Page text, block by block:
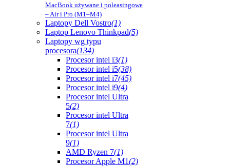
MacBook używane i poleasingowe
– Air i Pro (M1–M4)
Laptopy Dell Vostro(1)
Laptop Lenovo Thinkpad(5)
Laptopy wg typu
procesora(134)
Procesor intel i3(1)
Procesor intel i5(38)
Procesor intel i7(45)
Procesor intel i9(4)
Procesor intel Ultra
5(2)
Procesor intel Ultra
7(1)
Procesor intel Ultra
9(1)
AMD Ryzen 7(1)
Procesor Apple M1(2)